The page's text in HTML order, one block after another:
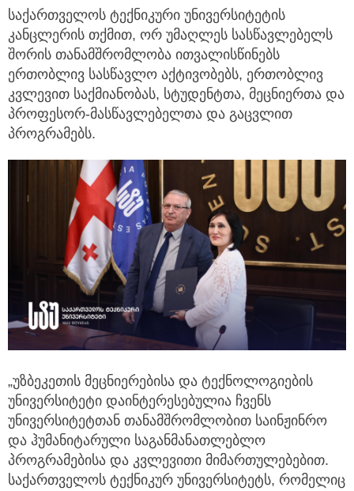
საქართველოს ტექნიკური უნივერსიტეტის
კანცლერის თქმით, ორ უმაღლეს სასწავლებელს
შორის თანამშრომლობა ითვალისწინებს
ერთობლივ სასწავლო აქტივობებს, ერთობლივ
კვლევით საქმიანობას, სტუდენტთა, მეცნიერთა და
პროფესორ-მასწავლებელთა და გაცვლით
პროგრამებს.
„უზბეკეთის მეცნიერებისა და ტექნოლოგიების
უნივერსიტეტი დაინტერესებულია ჩვენს
უნივერსიტეტთან თანამშრომლობით საინჟინრო
და ჰუმანიტარული საგანმანათლებლო
პროგრამებისა და კვლევითი მიმართულებებით.
საქართველოს ტექნიკურ უნივერსიტეტს, რომელიც